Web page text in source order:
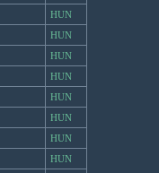
HUN
HUN
HUN
HUN
HUN
HUN
HUN
HUN